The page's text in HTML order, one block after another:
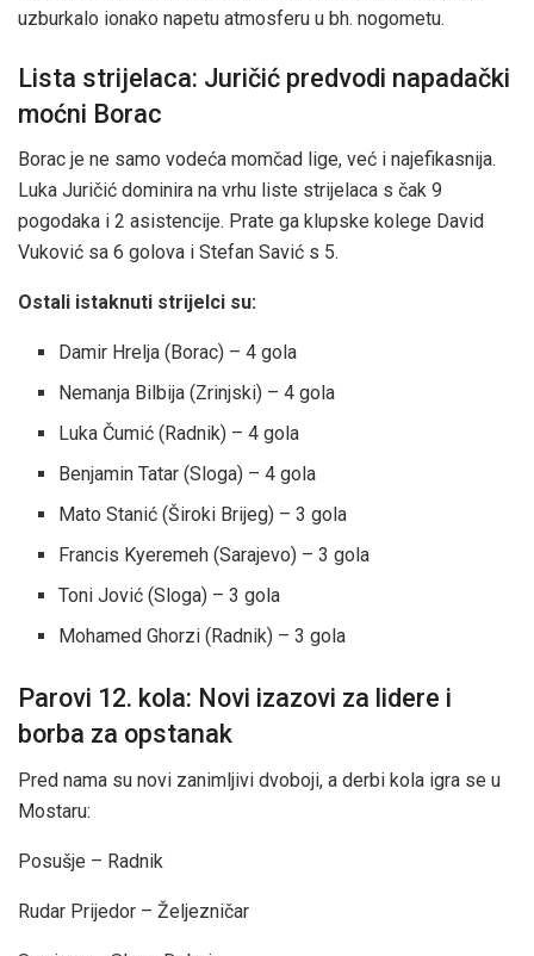
uzburkalo ionako napetu atmosferu u bh. nogometu.
Lista strijelaca: Juričić predvodi napadački
moćni Borac
Borac je ne samo vodeća momčad lige, već i najefikasnija.
Luka Juričić dominira na vrhu liste strijelaca s čak 9
pogodaka i 2 asistencije. Prate ga klupske kolege David
Vuković sa 6 golova i Stefan Savić s 5.
Ostali istaknuti strijelci su:
Damir Hrelja (Borac) – 4 gola
Nemanja Bilbija (Zrinjski) – 4 gola
Luka Čumić (Radnik) – 4 gola
Benjamin Tatar (Sloga) – 4 gola
Mato Stanić (Široki Brijeg) – 3 gola
Francis Kyeremeh (Sarajevo) – 3 gola
Toni Jović (Sloga) – 3 gola
Mohamed Ghorzi (Radnik) – 3 gola
Parovi 12. kola: Novi izazovi za lidere i
borba za opstanak
Pred nama su novi zanimljivi dvoboji, a derbi kola igra se u
Mostaru:
Posušje – Radnik
Rudar Prijedor – Željezničar